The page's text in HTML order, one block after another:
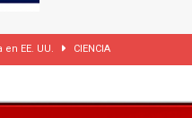
difundir los videos
en Oriente Medio